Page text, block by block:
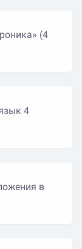
(4
4
в